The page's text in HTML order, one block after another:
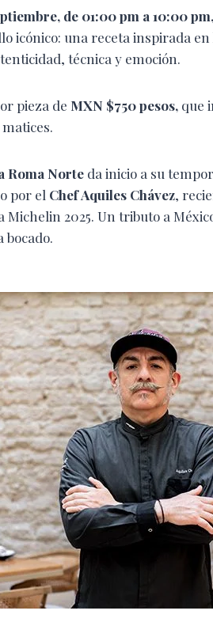
de 01:00 pm a 10:00
icónico: una receta inspirada
técnica y emoción.
pieza de MXN $750 pesos, que
Roma Norte da inicio a su
por el Chef Aquiles Chávez,
Michelin 2025. Un tributo a
bocado.